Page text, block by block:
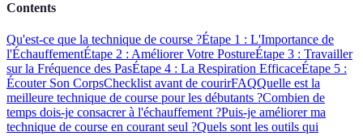
Contents
Qu'est-ce que la technique de course ?Étape 1 : L'Importance de
l'ÉchauffementÉtape 2 : Améliorer Votre PostureÉtape 3 : Travailler
sur la Fréquence des PasÉtape 4 : La Respiration EfficaceÉtape 5 :
Écouter Son CorpsChecklist avant de courirFAQQuelle est la
meilleure technique de course pour les débutants ?Combien de
temps dois-je consacrer à l'échauffement ?Puis-je améliorer ma
technique de course en courant seul ?Quels sont les outils qui